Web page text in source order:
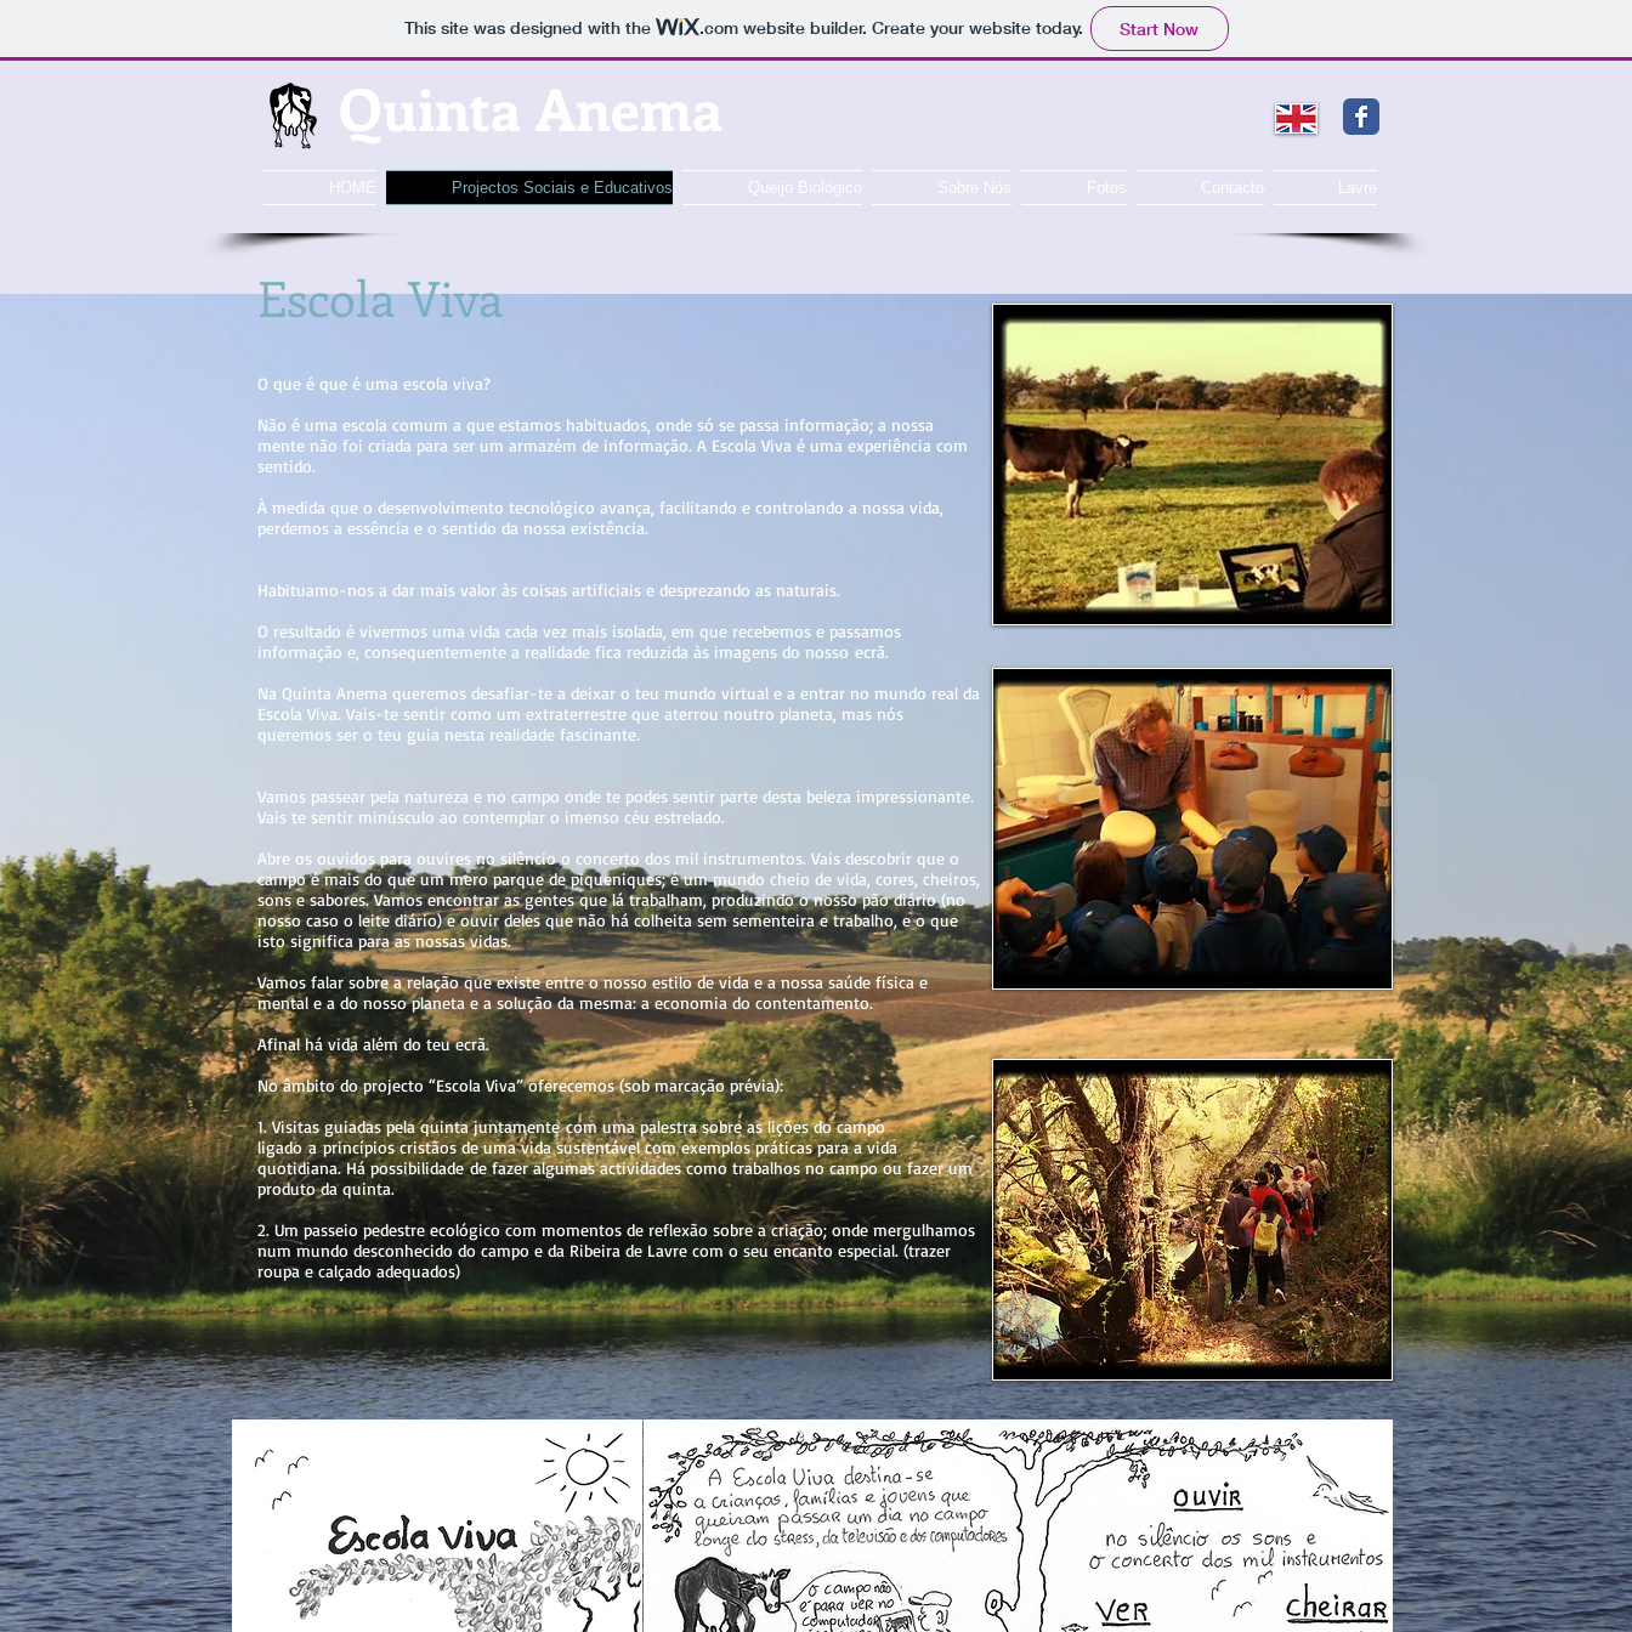
This site was designed with the .comwebsite builder. Create your website today. Start Now
Quinta Anema
HOME Projectos Sociais e Educativos Queijo Biológico Sobre Nós Fotos Contacto Lavre
O que é que é uma escola viva?
Não é uma escola comum a que estamos habituados, onde só se passa informação; a nossa
mente não foi criada para ser um armazém de informação. A Escola Viva é uma experiência com
sentido.
À medida que o desenvolvimento tecnológico avança, facilitando e controlando a nossa vida,
perdemos a essência e o sentido da nossa existência.
Habituamo-nos a dar mais valor às coisas artificiais e desprezando as naturais.
O resultado é vivermos uma vida cada vez mais isolada, em que recebemos e passamos
informação e, consequentemente a realidade fica reduzida às imagens do nosso ecrã.
Na Quinta Anema queremos desafiar-te a deixar o teu mundo virtual e a entrar no mundo real da
Escola Viva. Vais-te sentir como um extraterrestre que aterrou noutro planeta, mas nós
queremos ser o teu guia nesta realidade fascinante.
Vamos passear pela natureza e no campo onde te podes sentir parte desta beleza impressionante.
Vais te sentir minúsculo ao contemplar o imenso céu estrelado.
Abre os ouvidos para ouvires no silêncio o concerto dos mil instrumentos. Vais descobrir que o
campo é mais do que um mero parque de piqueniques; é um mundo cheio de vida, cores, cheiros,
sons e sabores. Vamos encontrar as gentes que lá trabalham, produzindo o nosso pão diário (no
nosso caso o leite diário) e ouvir deles que não há colheita sem sementeira e trabalho, e o que
isto significa para as nossas vidas.
Vamos falar sobre a relação que existe entre o nosso estilo de vida e a nossa saúde física e
mental e a do nosso planeta e a solução da mesma: a economia do contentamento.
Afinal há vida além do teu ecrã.
No âmbito do projecto “Escola Viva” oferecemos (sob marcação prévia):
1. Visitas guiadas pela quinta juntamente com uma palestra sobre as lições do campo
ligado a princípios cristãos de uma vida sustentável com exemplos práticas para a vida
quotidiana. Há possibilidade de fazer algumas actividades como trabalhos no campo ou fazer um
produto da quinta.
2. Um passeio pedestre ecológico com momentos de reflexão sobre a criação; onde mergulhamos
num mundo desconhecido do campo e da Ribeira de Lavre com o seu encanto especial. (trazer
roupa e calçado adequados)
Escola Viva